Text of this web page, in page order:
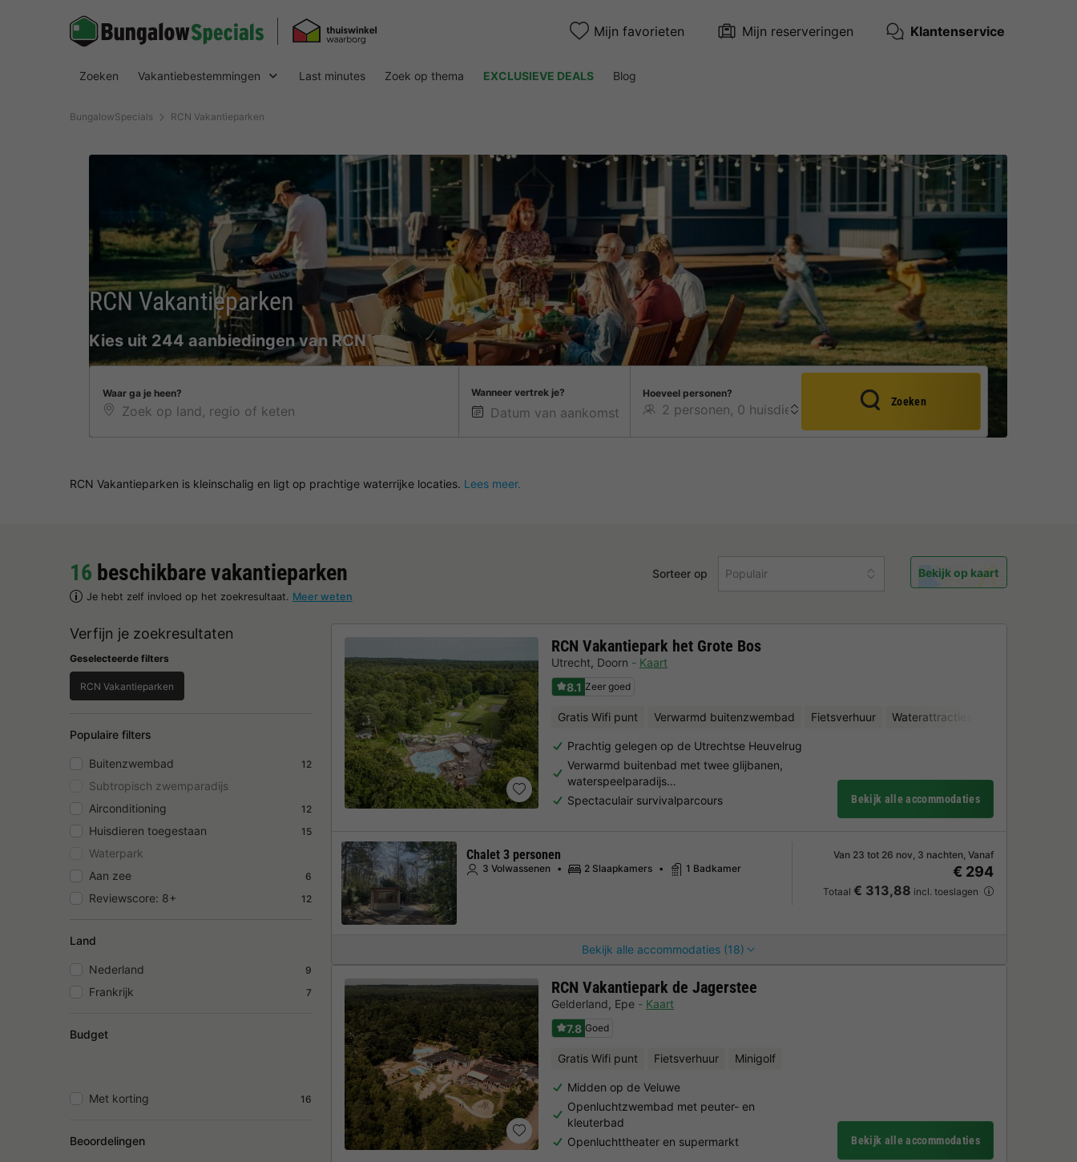
Mijn favorieten Mijn reserveringen Klantenservice
Zoeken Vakantiebestemmingen Last minutes Zoek op thema EXCLUSIEVE DEALS Blog
BungalowSpecials RCN Vakantieparken
RCN Vakantieparken
Kies uit 244 aanbiedingen van RCN
Waar ga je heen? Wanneer vertrek je? Hoeveel personen?
Zoeken
RCN Vakantieparken is kleinschalig en ligt op prachtige waterrijke locaties. Lees meer.
16 beschikbare vakantieparken
Je hebt zelf invloed op het zoekresultaat. Meer weten
Sorteer op Populair Bekijk op kaart
Verfijn je zoekresultaten
Geselecteerde filters
RCN Vakantieparken
Populaire filters
Buitenzwembad 12
Subtropisch zwemparadijs
Airconditioning
12
Huisdieren toegestaan 15
Waterpark
Aan zee
6
Reviewscore: 8+ 12
Land
Nederland 9
Frankrijk 7
Budget
Met korting 16
Beoordelingen
RCN Vakantiepark het Grote Bos
Utrecht, Doorn
Kaart
8.1 Zeer goed
Gratis Wifi punt Verwarmd buitenzwembad Fietsverhuur Waterattracties
Prachtig gelegen op de Utrechtse Heuvelrug
Verwarmd buitenbad met twee glijbanen,
waterspeelparadijs…
Spectaculair survivalparcours
Bekijk alle accommodaties
Bekijk alle accommodaties (18)
Chalet 3 personen
3 Volwassenen 2 Slaapkamers 1 Badkamer
Van 23 tot 26 nov, 3 nachten, Vanaf
€ 294
Totaal € 313,88 incl. toeslagen
RCN Vakantiepark de Jagerstee
Gelderland, Epe
Kaart
7.8 Goed
Gratis Wifi punt Fietsverhuur Minigolf
Midden op de Veluwe
Openluchtzwembad met peuter- en
kleuterbad
Openluchttheater en supermarkt
Bekijk alle accommodaties